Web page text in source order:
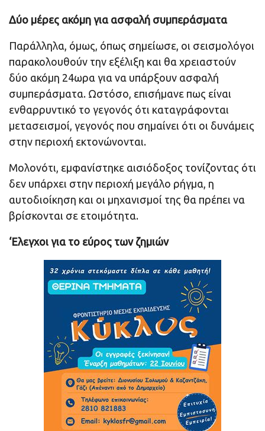
Δύο μέρες ακόμη για ασφαλή συμπεράσματα
Παράλληλα, όμως, όπως σημείωσε, οι σεισμολόγοι
παρακολουθούν την εξέλιξη και θα χρειαστούν
δύο ακόμη 24ωρα για να υπάρξουν ασφαλή
συμπεράσματα. Ωστόσο, επισήμανε πως είναι
ενθαρρυντικό το γεγονός ότι καταγράφονται
μετασεισμοί, γεγονός που σημαίνει ότι οι δυνάμεις
στην περιοχή εκτονώνονται.
Μολονότι, εμφανίστηκε αισιόδοξος τονίζοντας ότι
δεν υπάρχει στην περιοχή μεγάλο ρήγμα, η
αυτοδιοίκηση και οι μηχανισμοί της θα πρέπει να
βρίσκονται σε ετοιμότητα.
‘Ελεγχοι για το εύρος των ζημιών